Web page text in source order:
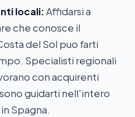
locali:Affidarsi a
che conosce il
del Sol puo farti
Specialisti regionali
con acquirenti
guidarti nell'intero
Spagna.